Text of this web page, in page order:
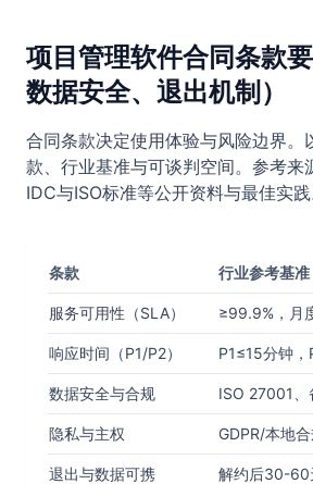
项目管理软件合同条款要
数据安全、退出机制）
合同条款决定使用体验与风险边界。
款、行业基准与可谈判空间。参考来
IDC与ISO标准等公开资料与最佳实践
条款 行业参考基准
服务可用性（SLA） ≥99.9%，月
响应时间（P1/P2） P1≤15分钟
数据安全与合规 ISO 27001
隐私与主权 GDPR/本地
退出与数据可携 解约后30-60